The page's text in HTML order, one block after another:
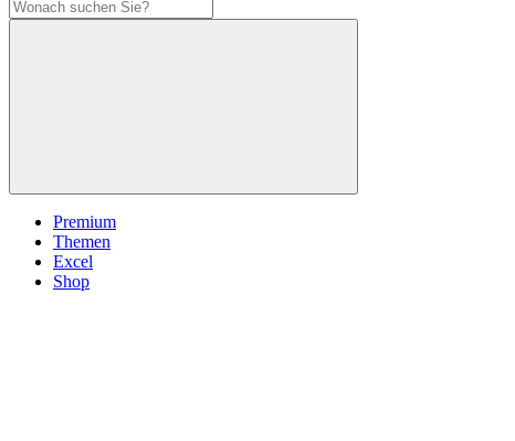
Premium
Themen
Excel
Shop